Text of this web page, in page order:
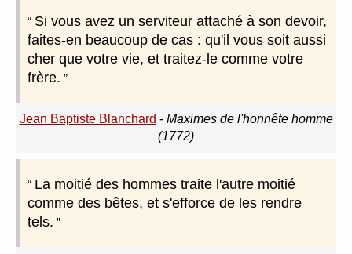
Si vous avez un serviteur attaché à son devoir,
faites-en beaucoup de cas : qu'il vous soit aussi
cher que votre vie, et traitez-le comme votre
frère.
Jean Baptiste Blanchard - Maximes de l'honnête homme
(1772)
La moitié des hommes traite l'autre moitié
comme des bêtes, et s'efforce de les rendre
tels.